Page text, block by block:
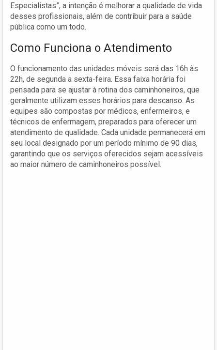
Especialistas”, a intenção é melhorar a qualidade de vida
desses profissionais, além de contribuir para a saúde
pública como um todo.
Como Funciona o Atendimento
O funcionamento das unidades móveis será das 16h às
22h, de segunda a sexta-feira. Essa faixa horária foi
pensada para se ajustar à rotina dos caminhoneiros, que
geralmente utilizam esses horários para descanso. As
equipes são compostas por médicos, enfermeiros, e
técnicos de enfermagem, preparados para oferecer um
atendimento de qualidade. Cada unidade permanecerá em
seu local designado por um período mínimo de 90 dias,
garantindo que os serviços oferecidos sejam acessíveis
ao maior número de caminhoneiros possível.